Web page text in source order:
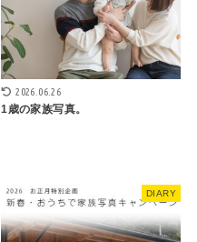
2026.06.26
1歳の家族写真。
DIARY